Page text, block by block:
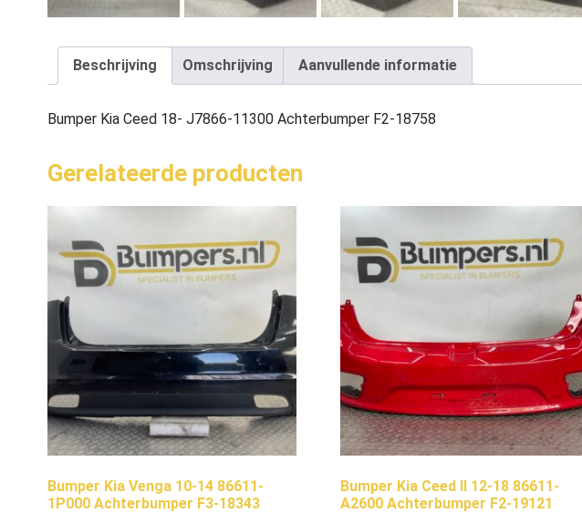
Beschrijving Omschrijving Aanvullende informatie
Bumper Kia Ceed 18- J7866-11300 Achterbumper F2-18758
Gerelateerde producten
Bumper Kia Venga 10-14 86611-
1P000 Achterbumper F3-18343
Bumper Kia Ceed II 12-18 86611-
A2600 Achterbumper F2-19121